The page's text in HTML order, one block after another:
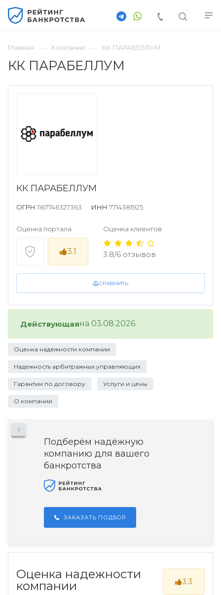
Главная Компании КК ПАРАБЕЛЛУМ
КК ПАРАБЕЛЛУМ
СРАВНИТЬ
КК ПАРАБЕЛЛУМ
ОГРН 1167746327363 ИНН 7714381925
Оценка портала
3.1
Оценка клиентов
3.8/6 отзывов
Действующаяна 03.08.2026.
Оценка надежности компании
Надежность арбитражных управляющих
Гарантии по договору Услуги и цены
О компании
1
Подберём надёжную
компанию для вашего
банкротства
ЗАКАЗАТЬ ПОДБОР
Оценка надежности
компании
3.3